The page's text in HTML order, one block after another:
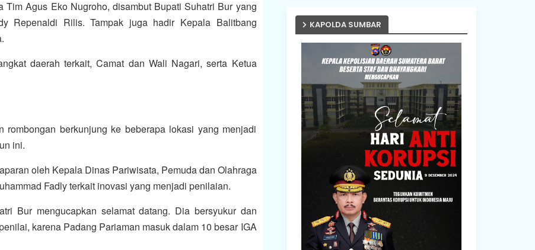
Agus Eko Nugroho, disambut Bupati Suhatri Bur yang
Repenaldi Rilis. Tampak juga hadir Kepala Balitbang
daerah terkait, Camat dan Wali Nagari, serta Ketua
berkunjung ke beberapa lokasi yang menjadi
ini.
oleh Kepala Dinas Pariwisata, Pemuda dan Olahraga
Fadly terkait inovasi yang menjadi penilaian.
Bur mengucapkan selamat datang. Dia bersyukur dan
karena Padang Pariaman masuk dalam 10 besar IGA
KAPOLDA SUMBAR